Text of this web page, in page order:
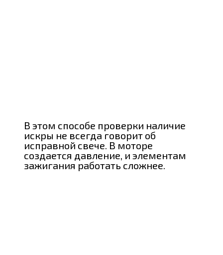
В этом способе проверки наличие
искры не всегда говорит об
исправной свече. В моторе
создается давление, и элементам
зажигания работать сложнее.